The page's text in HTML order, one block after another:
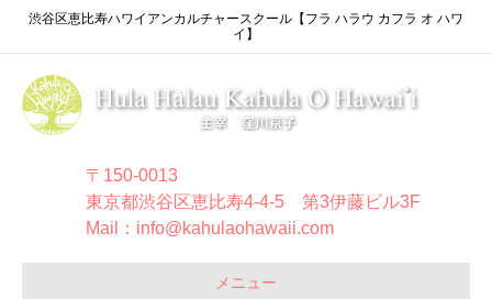
渋谷区恵比寿ハワイアンカルチャースクール【フラ ハラウ カフラ オ ハワ
イ】
〒150-0013
東京都渋谷区恵比寿4-4-5 第3伊藤ビル3F
Mail：info@kahulaohawaii.com
メニュー